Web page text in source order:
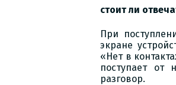
стоит ли
При
экране
«Нет в
поступает от
разговор.